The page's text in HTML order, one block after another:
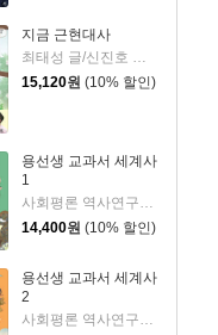
지금 근현대사
최태성 글/신진호 그림
15,120원 (10% 할인)
용선생 교과서 세계사
1
사회평론 역사연구소 글/뭉선생,이우일 그림/전국초등사회교과모임 감수
14,400원 (10% 할인)
용선생 교과서 세계사
2
사회평론 역사연구소 글/뭉선생,이우일 그림/전국초등사회교과모임 감수